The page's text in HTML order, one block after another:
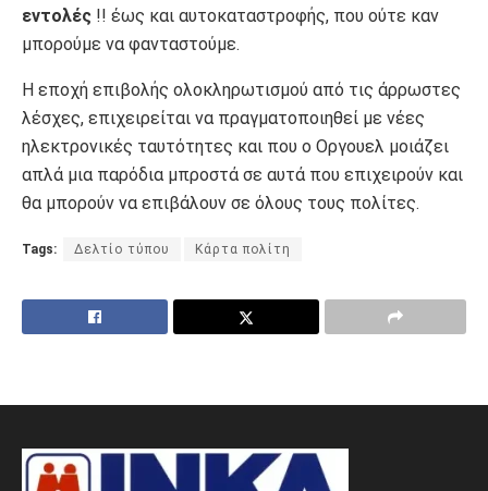
εντολές !! έως και αυτοκαταστροφής, που ούτε καν
μπορούμε να φανταστούμε.
Η εποχή επιβολής ολοκληρωτισμού από τις άρρωστες
λέσχες, επιχειρείται να πραγματοποιηθεί με νέες
ηλεκτρονικές ταυτότητες και που ο Οργουελ μοιάζει
απλά μια παρόδια μπροστά σε αυτά που επιχειρούν και
θα μπορούν να επιβάλουν σε όλους τους πολίτες.
Tags: Δελτίο τύπου Κάρτα πολίτη